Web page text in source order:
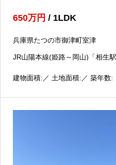
650万円 / 1LDK
兵庫県たつの市御津町室津
JR山陽本線(姫路～岡山)「相生
建物面積:／ 土地面積:／ 築年数: